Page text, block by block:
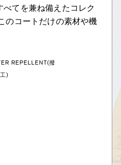
てを兼ね備えたコレク
のコートだけの素材や機
REPELLENT(撥
)